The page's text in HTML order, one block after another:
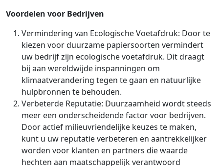
Voordelen voor Bedrijven
Vermindering van Ecologische Voetafdruk: Door te
kiezen voor duurzame papiersoorten vermindert
uw bedrijf zijn ecologische voetafdruk. Dit draagt
bij aan wereldwijde inspanningen om
klimaatverandering tegen te gaan en natuurlijke
hulpbronnen te behouden.
Verbeterde Reputatie: Duurzaamheid wordt steeds
meer een onderscheidende factor voor bedrijven.
Door actief milieuvriendelijke keuzes te maken,
kunt u uw reputatie verbeteren en aantrekkelijker
worden voor klanten en partners die waarde
hechten aan maatschappelijk verantwoord